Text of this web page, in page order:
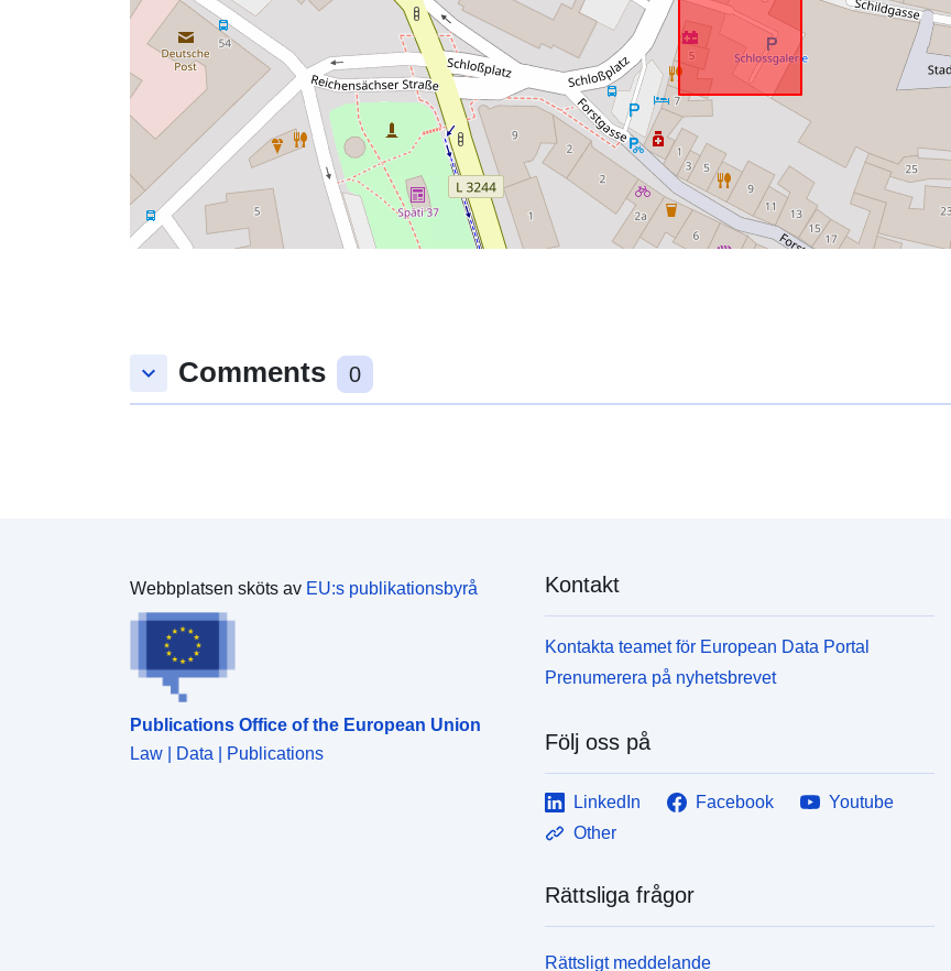
keyboard_arrow_down Comments 0
Webbplatsen sköts av EU:s publikationsbyrå
Publications Office of the European Union
Law | Data | Publications
Kontakt
Kontakta teamet för European Data Portal
Prenumerera på nyhetsbrevet
Följ oss på
LinkedIn Facebook
Youtube
Other
Rättsliga frågor
Rättsligt meddelande